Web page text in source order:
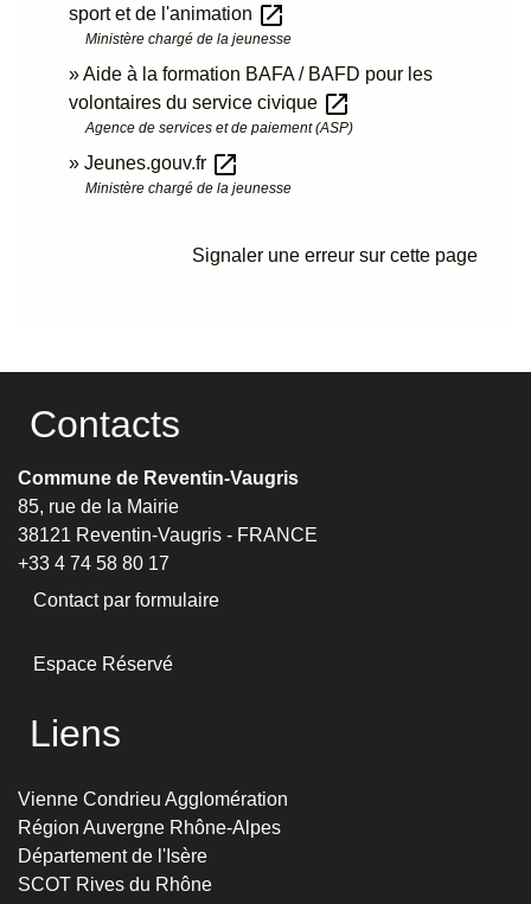
sport et de l'animation open_in_new
Ministère chargé de la jeunesse
Aide à la formation BAFA / BAFD pour les
volontaires du service civique open_in_new
Agence de services et de paiement (ASP)
Jeunes.gouv.fr open_in_new
Ministère chargé de la jeunesse
Signaler une erreur sur cette page
Contacts
Commune de Reventin-Vaugris
85, rue de la Mairie
38121 Reventin-Vaugris - FRANCE
+33 4 74 58 80 17
Contact par formulaire
Espace Réservé
Liens
Vienne Condrieu Agglomération
Région Auvergne Rhône-Alpes
Département de l'Isère
SCOT Rives du Rhône